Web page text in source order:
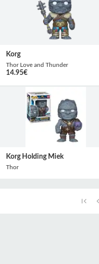
Korg
Thor Love and Thunder
14.95€
Korg Holding Miek
Thor